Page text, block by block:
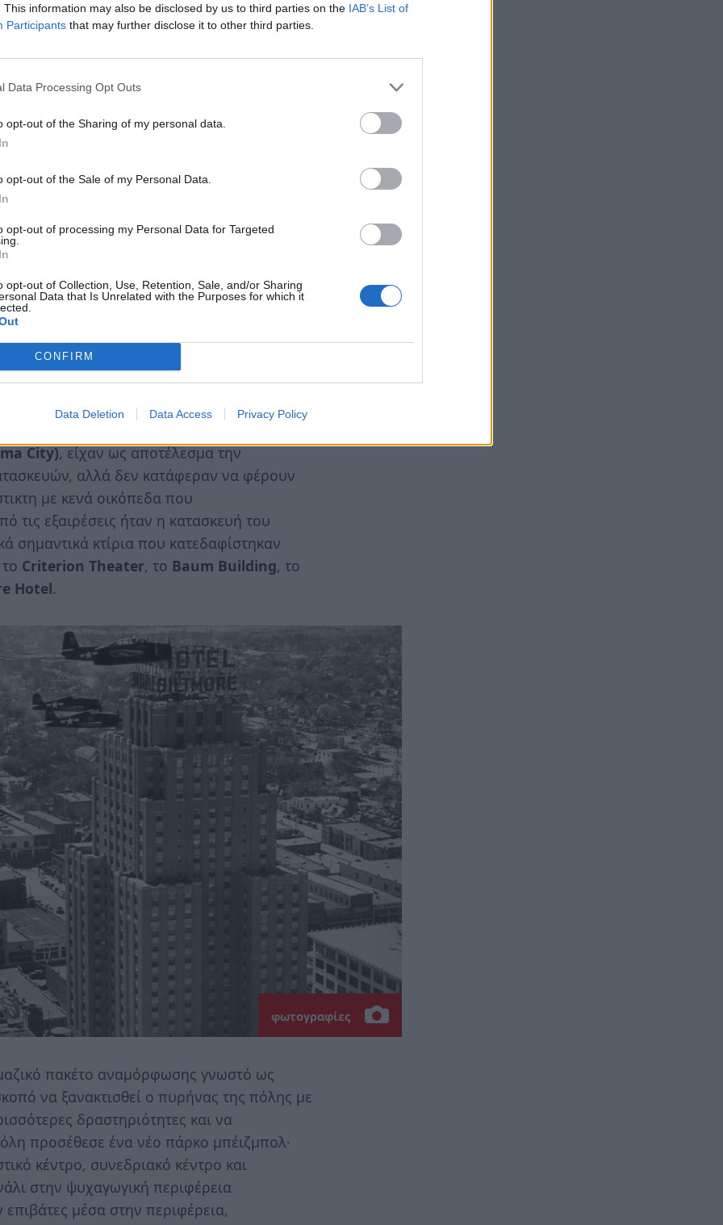
This information may also be disclosed by us to third parties on the IAB’s List of
Participants that may further disclose it to other third parties.
Data Processing Opt Outs
opt-out of the Sharing of my personal data.
opt-out of the Sale of my Personal Data.
opt-out of processing my Personal Data for Targeted
opt-out of Collection, Use, Retention, Sale, and/or Sharing
Data that Is Unrelated with the Purposes for which it
CONFIRM
Data Deletion Data Access Privacy Policy
ανέπτυξε μεγάλες εγκαταστάσεις
και έσοδα που πριν κατευθύνονταν
του πετρελαίου το 1928 μέσα στα όρια
Καπιτώλιο), εξελίχθηκε αμέσως
ανάπτυξη επέφερε την κατασκευή
Σύστημα Αυτοκινητοδρόμων)
κόμβο στη σύγκλιση των
επίσης, από την ομοσπονδιακή
πόλεις, ο κεντρικός πληθυσμός της
του 1980, καθώς οι οικογένειες
για να μετακινηθούν σε νέες κατοικίες
ανανέωσης κατά τη δεκαετία του 1970,
City), είχαν ως αποτέλεσμα την
αλλά δεν κατάφεραν να φέρουν
με κενά οικόπεδα που
τις εξαιρέσεις ήταν η κατασκευή του
σημαντικά κτίρια που κατεδαφίστηκαν
Criterion Theater, το Baum Building, το
Hotel.
φωτογραφίες
πακέτο αναμόρφωσης γνωστό ως
να ξανακτισθεί ο πυρήνας της πόλης με
δραστηριότητες και να
προσέθεσε ένα νέο πάρκο μπέιζμπολ·
κέντρο, συνεδριακό κέντρο και
στην ψυχαγωγική περιφέρεια
μέσα στην περιφέρεια,